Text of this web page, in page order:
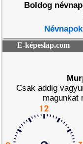
Boldog
E-képeslap.com
Csak addig
magunkat